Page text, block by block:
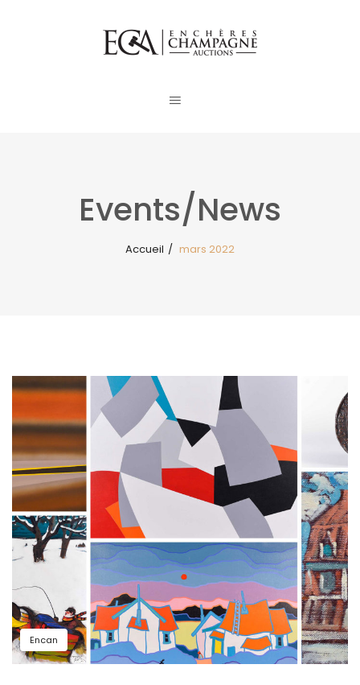
Events/News
Accueil / mars 2022
Encan